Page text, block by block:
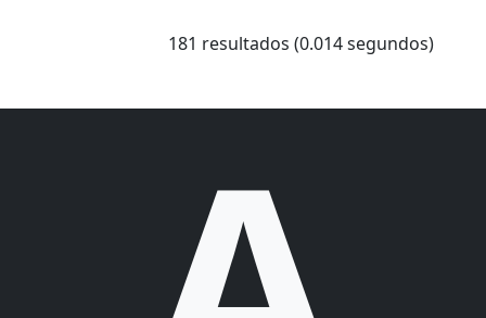
181 resultados (0.014 segundos)